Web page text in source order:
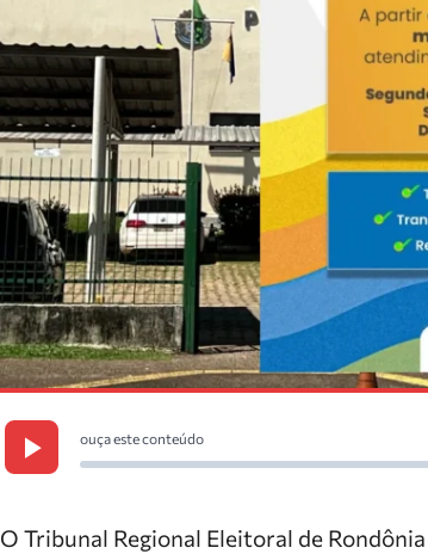
ouça este conteúdo
O Tribunal Regional Eleitoral de